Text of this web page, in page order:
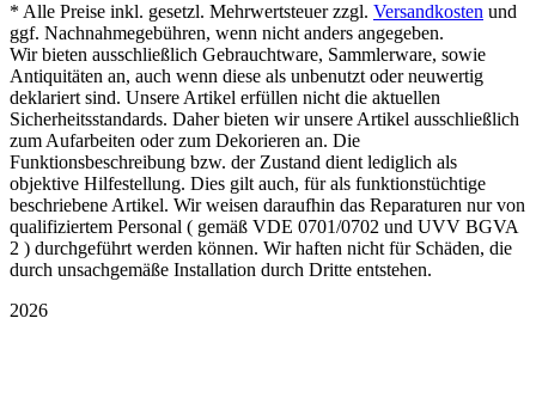
* Alle Preise inkl. gesetzl. Mehrwertsteuer zzgl. Versandkosten und
ggf. Nachnahmegebühren, wenn nicht anders angegeben.
Wir bieten ausschließlich Gebrauchtware, Sammlerware, sowie
Antiquitäten an, auch wenn diese als unbenutzt oder neuwertig
deklariert sind. Unsere Artikel erfüllen nicht die aktuellen
Sicherheitsstandards. Daher bieten wir unsere Artikel ausschließlich
zum Aufarbeiten oder zum Dekorieren an. Die
Funktionsbeschreibung bzw. der Zustand dient lediglich als
objektive Hilfestellung. Dies gilt auch, für als funktionstüchtige
beschriebene Artikel. Wir weisen daraufhin das Reparaturen nur von
qualifiziertem Personal ( gemäß VDE 0701/0702 und UVV BGVA
2 ) durchgeführt werden können. Wir haften nicht für Schäden, die
durch unsachgemäße Installation durch Dritte entstehen.
2026